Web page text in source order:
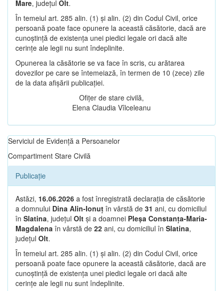
Mare, județul Olt.
În temeiul art. 285 alin. (1) și alin. (2) din Codul Civil, orice
persoană poate face opunere la această căsătorie, dacă are
cunoștință de existența unei piedici legale ori dacă alte
cerințe ale legii nu sunt îndeplinite.
Opunerea la căsătorie se va face în scris, cu arătarea
dovezilor pe care se întemeiază, în termen de 10 (zece) zile
de la data afișării publicației.
Ofițer de stare civilă,
Elena Claudia Vîlceleanu
Serviciul de Evidență a Persoanelor
Compartiment Stare Civilă
Publicație
Astăzi, 16.06.2026 a fost înregistrată declarația de căsătorie
a domnului Dina Alin-Ionuț în vârstă de 31 ani, cu domiciliul
în Slatina, județul Olt și a doamnei Pleșa Constanța-Maria-
Magdalena în vârstă de 22 ani, cu domiciliul în Slatina,
județul Olt.
În temeiul art. 285 alin. (1) și alin. (2) din Codul Civil, orice
persoană poate face opunere la această căsătorie, dacă are
cunoștință de existența unei piedici legale ori dacă alte
cerințe ale legii nu sunt îndeplinite.